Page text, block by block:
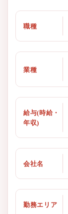
職種
業種
給与(時給・
年収)
会社名
勤務エリア